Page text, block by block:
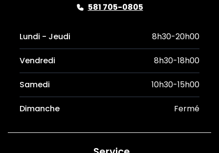
581 705-0805
Lundi - Jeudi 8h30-20h00
Vendredi 8h30-18h00
Samedi 10h30-15h00
Dimanche Fermé